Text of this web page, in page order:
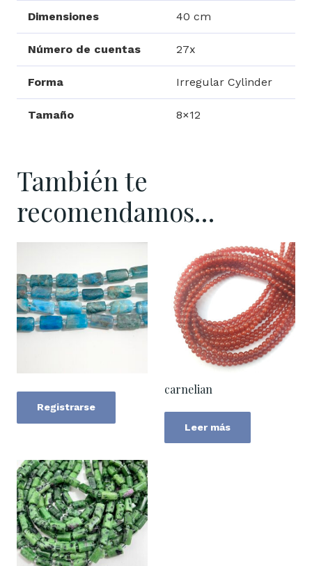
Dimensiones 40 cm
Número de cuentas 27x
Forma Irregular Cylinder
Tamaño 8×12
También te
recomendamos…
Registrarse
carnelian
Leer más